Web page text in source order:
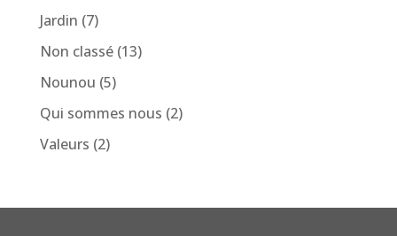
Jardin (7)
Non classé(13)
Nounou (5)
Qui sommes nous (2)
Valeurs (2)